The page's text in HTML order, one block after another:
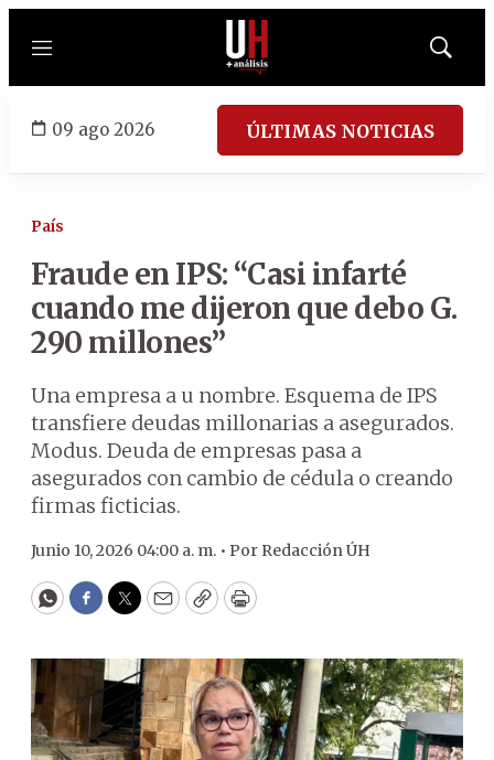
Menú
Mostrar
09 ago 2026 ÚLTIMAS NOTICIAS
País
Fraude en IPS: “Casi infarté
cuando me dijeron que debo G.
290 millones”
Una empresa a u nombre. Esquema de IPS
transfiere deudas millonarias a asegurados.
Modus. Deuda de empresas pasa a
asegurados con cambio de cédula o creando
firmas ficticias.
Junio 10, 2026 04:00 a. m. • Por Redacción ÚH
WhatsApp
Facebook
Twitter
EmailCopyPrint